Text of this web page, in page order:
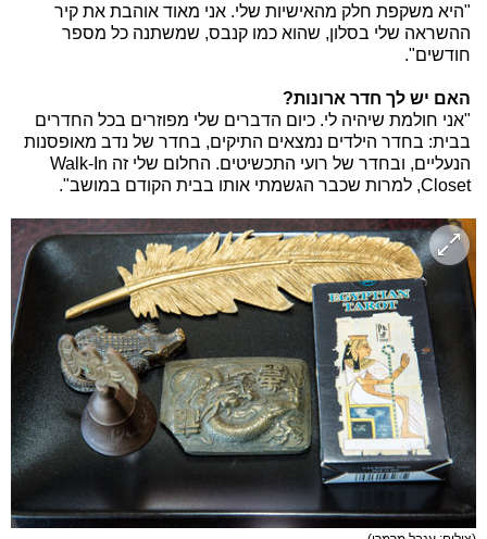
"היא משקפת חלק מהאישיות שלי. אני מאוד אוהבת את קיר
ההשראה שלי בסלון, שהוא כמו קנבס, שמשתנה כל מספר
חודשים".
האם יש לך חדר ארונות?
"אני חולמת שיהיה לי. כיום הדברים שלי מפוזרים בכל החדרים
בבית: בחדר הילדים נמצאים התיקים, בחדר של נדב מאופסנות
הנעליים, ובחדר של רועי התכשיטים. החלום שלי זה Walk-In
Closet, למרות שכבר הגשמתי אותו בבית הקודם במושב".